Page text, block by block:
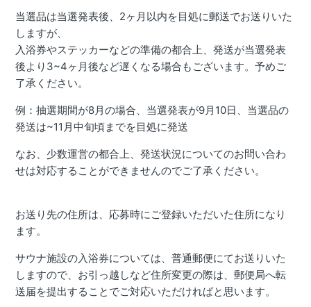
当選品は当選発表後、2ヶ月以内を目処に郵送でお送りいた
しますが、
入浴券やステッカーなどの準備の都合上、発送が当選発表
後より3~4ヶ月後など遅くなる場合もございます。予めご
了承ください。
例：抽選期間が8月の場合、当選発表が9月10日、当選品の
発送は~11月中旬頃までを目処に発送
なお、少数運営の都合上、発送状況についてのお問い合わ
せは対応することができませんのでご了承ください。
お送り先の住所は、応募時にご登録いただいた住所になり
ます。
サウナ施設の入浴券については、普通郵便にてお送りいた
しますので、お引っ越しなど住所変更の際は、郵便局へ転
送届を提出することでご対応いただければと思います。